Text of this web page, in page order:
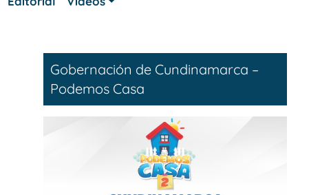
Gobernación de Cundinamarca –
Podemos Casa